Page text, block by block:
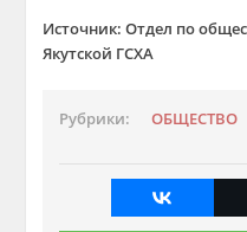
Источник: Отдел по
Якутской ГСХА
Рубрики: ОБЩЕСТВО